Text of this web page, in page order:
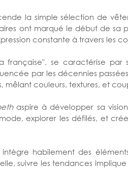
la simple sélection de
ont marqué le début de sa
constante à travers les
française", se caractérise par
par les décennies
mêlant couleurs, textures, et
aspire à développer sa
explorer les défilés, et
intègre habilement des
suivre les tendances